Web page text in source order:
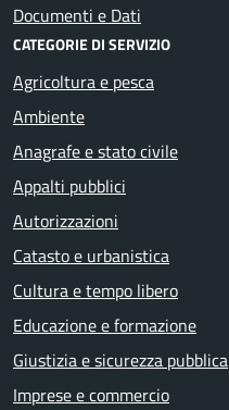
Documenti e Dati
CATEGORIE DI SERVIZIO
Agricoltura e pesca
Ambiente
Anagrafe e stato civile
Appalti pubblici
Autorizzazioni
Catasto e urbanistica
Cultura e tempo libero
Educazione e formazione
Giustizia e sicurezza pubblica
Imprese e commercio